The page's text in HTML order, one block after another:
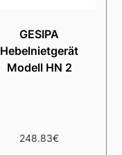
GESIPA
Hebelnietgerät
Modell HN 2
248.83€